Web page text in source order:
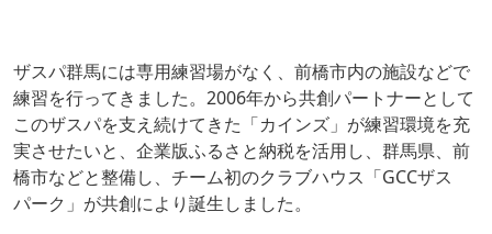
ザスパ群馬には専用練習場がなく、前橋市内の施設などで
練習を行ってきました。2006年から共創パートナーとして
このザスパを支え続けてきた「カインズ」が練習環境を充
実させたいと、企業版ふるさと納税を活用し、群馬県、前
橋市などと整備し、チーム初のクラブハウス「GCCザス
パーク」が共創により誕生しました。